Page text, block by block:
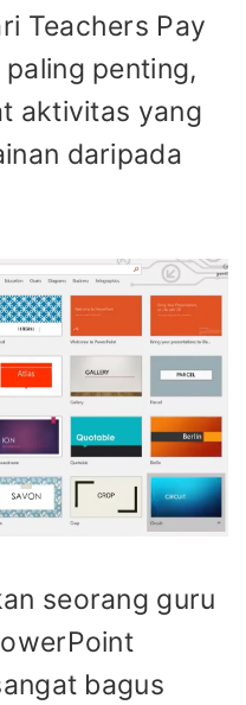
Teachers Pay
penting,
aktivitas yang
daripada
seorang guru
bagus